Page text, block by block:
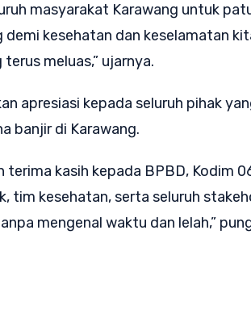
masyarakat Karawang untuk
demi kesehatan dan keselamatan
meluas,” ujarnya.
apresiasi kepada seluruh pihak
banjir di Karawang.
terima kasih kepada BPBD, Kodim
tim kesehatan, serta seluruh
mengenal waktu dan lelah,”